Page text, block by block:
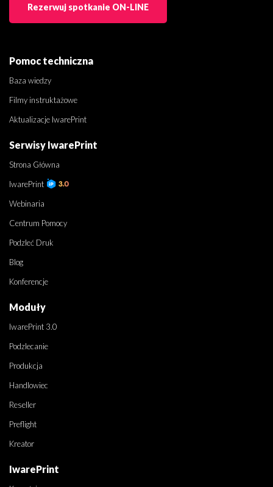
Rezerwuj spotkanie ON-LINE
Pomoc techniczna
Baza wiedzy
Filmy instruktażowe
Aktualizacje IwarePrint
Serwisy IwarePrint
Strona Główna
IwarePrint
Webinaria
Centrum Pomocy
Podzleć Druk
Blog
Konferencje
Moduły
IwarePrint 3.0
Podzlecanie
Produkcja
Handlowiec
Reseller
Preflight
Kreator
IwarePrint